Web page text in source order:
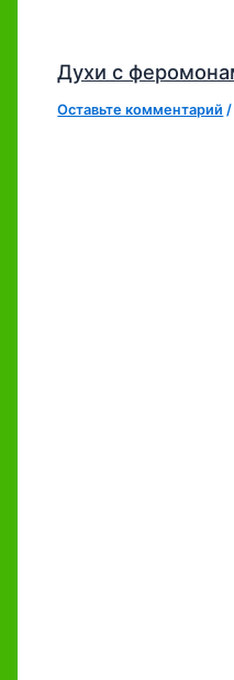
Духи с
Оставьте комментарий